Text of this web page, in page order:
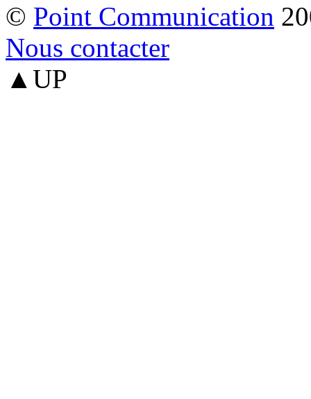
© Point Communication
Nous contacter
▲UP